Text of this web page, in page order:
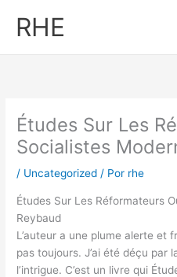
RHE
Études Sur Les
Socialistes
/ Uncategorized / Por rhe
Études Sur Les Réformateurs
Reybaud
L’auteur a une plume alerte et
pas toujours. J’ai été déçu par
l’intrigue. C’est un livre qui